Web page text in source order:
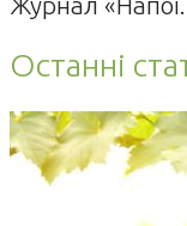
Останні